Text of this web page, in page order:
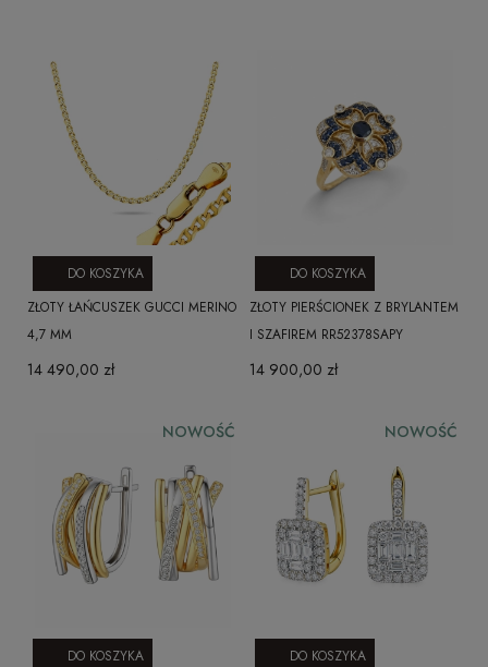
ZŁOTY ŁAŃCUSZEK GUCCI MERINO
4,7 MM
14 490,00 zł
DO KOSZYKA
ZŁOTY PIERŚCIONEK Z BRYLANTEM
I SZAFIREM RR52378SAPY
14 900,00 zł
DO KOSZYKA
DO KOSZYKA
NOWOŚĆ
DO KOSZYKA
NOWOŚĆ